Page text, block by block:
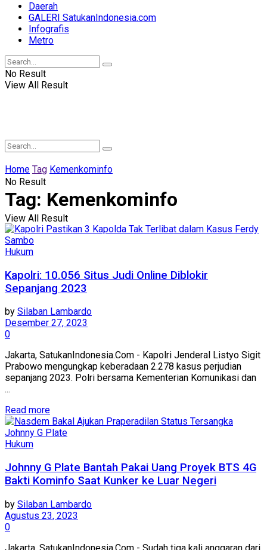
Daerah
GALERI SatukanIndonesia.com
Infografis
Metro
No Result
View All Result
No Result
View All Result
Home Tag Kemenkominfo
Tag: Kemenkominfo
Hukum
Kapolri: 10.056 Situs Judi Online Diblokir
Sepanjang 2023
by Silaban Lambardo
Desember 27, 2023
0
Jakarta, SatukanIndonesia.Com - Kapolri Jenderal Listyo Sigit
Prabowo mengungkap keberadaan 2.278 kasus perjudian
sepanjang 2023. Polri bersama Kementerian Komunikasi dan
...
Read more
Hukum
Johnny G Plate Bantah Pakai Uang Proyek BTS 4G
Bakti Kominfo Saat Kunker ke Luar Negeri
by Silaban Lambardo
Agustus 23, 2023
0